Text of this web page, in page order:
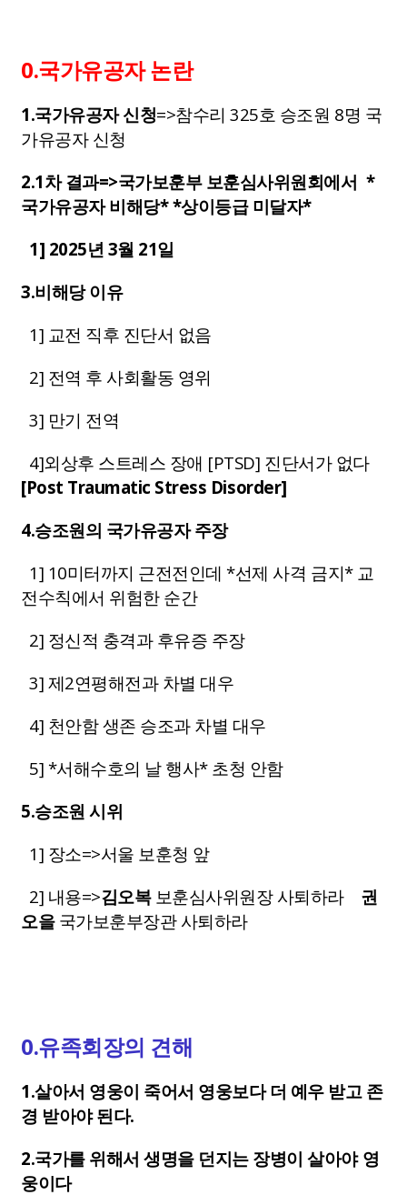
0.국가유공자 논란
1.국가유공자 신청=>참수리 325호 승조원 8명 국
가유공자 신청
2.1차 결과=>국가보훈부 보훈심사위원회에서 *
국가유공자 비해당* *상이등급 미달자*
1] 2025년 3월 21일
3.비해당 이유
1] 교전 직후 진단서 없음
2] 전역 후 사회활동 영위
3] 만기 전역
4]외상후 스트레스 장애 [PTSD] 진단서가 없다
[Post Traumatic Stress Disorder]
4.승조원의 국가유공자 주장
1] 10미터까지 근전전인데 *선제 사격 금지* 교
전수칙에서 위험한 순간
2] 정신적 충격과 후유증 주장
3] 제2연평해전과 차별 대우
4] 천안함 생존 승조과 차별 대우
5] *서해수호의 날 행사* 초청 안함
5.승조원 시위
1] 장소=>서울 보훈청 앞
2] 내용=>김오복보훈심사위원장 사퇴하라 권
오을 국가보훈부장관 사퇴하라
0.유족회장의 견해
1.살아서 영웅이 죽어서 영웅보다 더 예우 받고 존
경 받아야 된다.
2.국가를 위해서 생명을 던지는 장병이 살아야 영
웅이다